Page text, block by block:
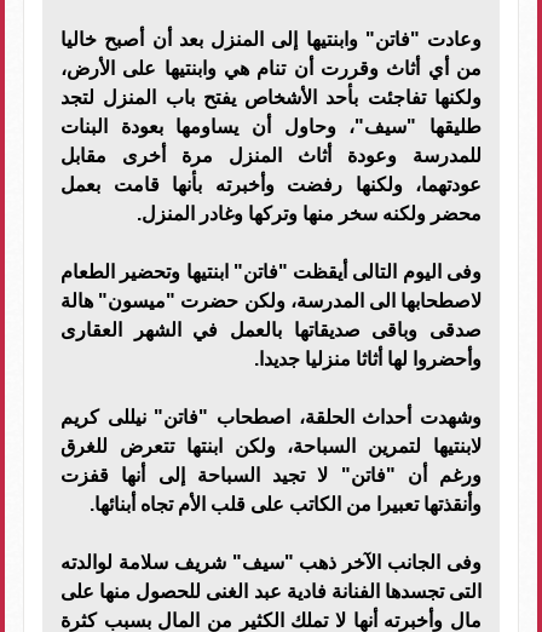
وعادت "فاتن" وابنتيها إلى المنزل بعد أن أصبح خاليا
من أي أثاث وقررت أن تنام هي وابنتيها على الأرض،
ولكنها تفاجئت بأحد الأشخاص يفتح باب المنزل لتجد
طليقها "سيف"، وحاول أن يساومها بعودة البنات
للمدرسة وعودة أثاث المنزل مرة أخرى مقابل
عودتهما، ولكنها رفضت وأخبرته بأنها قامت بعمل
محضر ولكنه سخر منها وتركها وغادر المنزل.
وفى اليوم التالى أيقظت "فاتن" ابنتيها وتحضير الطعام
لاصطحابها الى المدرسة، ولكن حضرت "ميسون" هالة
صدقى وباقى صديقاتها بالعمل في الشهر العقارى
وأحضروا لها أثاثا منزليا جديدا.
وشهدت أحداث الحلقة، اصطحاب "فاتن" نيللى كريم
لابنتيها لتمرين السباحة، ولكن ابنتها تتعرض للغرق
ورغم أن "فاتن" لا تجيد السباحة إلى أنها قفزت
وأنقذتها تعبيرا من الكاتب على قلب الأم تجاه أبنائها.
وفى الجانب الآخر ذهب "سيف" شريف سلامة لوالدته
التى تجسدها الفنانة فادية عبد الغنى للحصول منها على
مال وأخبرته أنها لا تملك الكثير من المال بسبب كثرة